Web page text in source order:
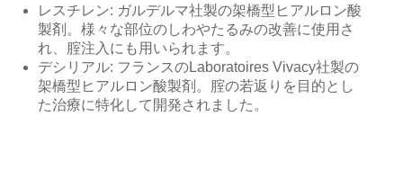
レスチレン: ガルデルマ社製の架橋型ヒアルロン酸
製剤。様々な部位のしわやたるみの改善に使用さ
れ、腟注入にも用いられます。
デシリアル: フランスのLaboratoires Vivacy社製の
架橋型ヒアルロン酸製剤。腟の若返りを目的とし
た治療に特化して開発されました。